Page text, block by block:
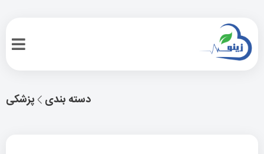
پزشکی دسته بندی